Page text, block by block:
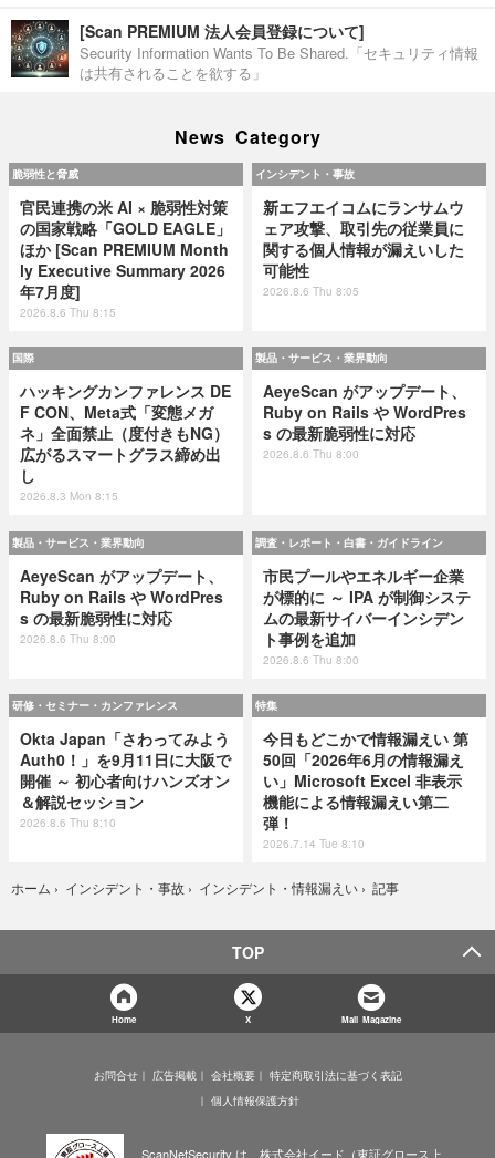
[Scan PREMIUM 法人会員登録について]
Security Information Wants To Be Shared.「セキュリティ情報
は共有されることを欲する」
News Category
脆弱性と脅威
官民連携の米 AI × 脆弱性対策
の国家戦略「GOLD EAGLE」
ほか [Scan PREMIUM Month
ly Executive Summary 2026
年7月度]
2026.8.6 Thu 8:15
インシデント・事故
新エフエイコムにランサムウ
ェア攻撃、取引先の従業員に
関する個人情報が漏えいした
可能性
2026.8.6 Thu 8:05
国際
ハッキングカンファレンス DE
F CON、Meta式「変態メガ
ネ」全面禁止（度付きもNG）
広がるスマートグラス締め出
し
2026.8.3 Mon 8:15
製品・サービス・業界動向
AeyeScan がアップデート、
Ruby on Rails や WordPres
s の最新脆弱性に対応
2026.8.6 Thu 8:00
製品・サービス・業界動向
AeyeScan がアップデート、
Ruby on Rails や WordPres
s の最新脆弱性に対応
2026.8.6 Thu 8:00
調査・レポート・白書・ガイドライン
市民プールやエネルギー企業
が標的に ～ IPA が制御システ
ムの最新サイバーインシデン
ト事例を追加
2026.8.6 Thu 8:00
研修・セミナー・カンファレンス
Okta Japan「さわってみよう
Auth0！」を9月11日に大阪で
開催 ～ 初心者向けハンズオン
＆解説セッション
2026.8.6 Thu 8:10
特集
今日もどこかで情報漏えい 第
50回「2026年6月の情報漏え
い」Microsoft Excel 非表示
機能による情報漏えい第二
弾！
2026.7.14 Tue 8:10
ホーム › インシデント・事故 › インシデント・情報漏えい › 記事
TOP
Home X Mail Magazine
お問合せ 広告掲載 会社概要
特定商取引法に基づく表記
個人情報保護方針
ScanNetSecurity は、株式会社イード（東証グロース上